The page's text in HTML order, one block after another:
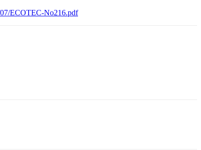
ECOTEC-No216.pdf